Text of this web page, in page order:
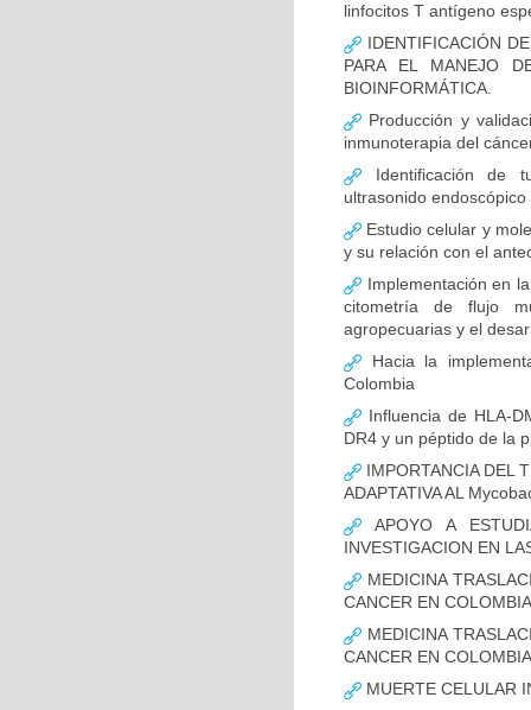
linfocitos T antígeno
IDENTIFICACIÓN
PARA EL MANEJO
BIOINFORMÁTICA.
Producción y
inmunoterapia del
Identificación de
ultrasonido endoscópico
Estudio celular y
y su relación con el
Implementación en
citometría de flujo
agropecuarias y el
Hacia la
Colombia
Influencia de HLA-
DR4 y un péptido de la
IMPORTANCIA DEL
ADAPTATIVA AL
APOYO A
INVESTIGACION EN
MEDICINA
CANCER EN COLOMBIA
MEDICINA
CANCER EN COLOMBIA
MUERTE CELULAR